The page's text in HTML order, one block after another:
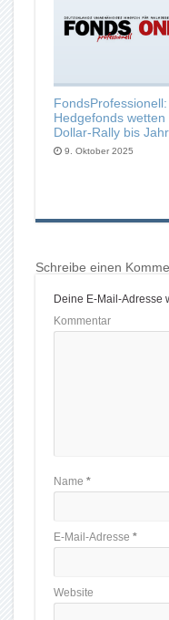
FondsProfessionell:
Hedgefonds wetten
Dollar-Rally bis
9. Oktober 2025
Schreibe einen
Deine E-Mail-Adresse
Kommentar
Name *
E-Mail-Adresse *
Website